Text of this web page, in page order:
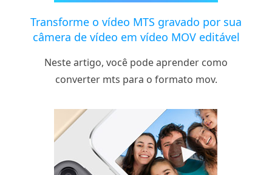
Transforme o vídeo MTS gravado por sua
câmera de vídeo em vídeo MOV editável
Neste artigo, você pode aprender como
converter mts para o formato mov.